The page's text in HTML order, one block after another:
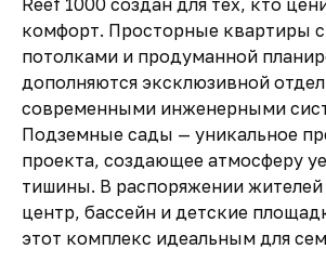
Reef 1000 создан для тех, кто
комфорт. Просторные квартиры
потолками и продуманной
дополняются эксклюзивной
современными инженерными
Подземные сады — уникальное
проекта, создающее атмосферу
тишины. В распоряжении
центр, бассейн и детские
этот комплекс идеальным для